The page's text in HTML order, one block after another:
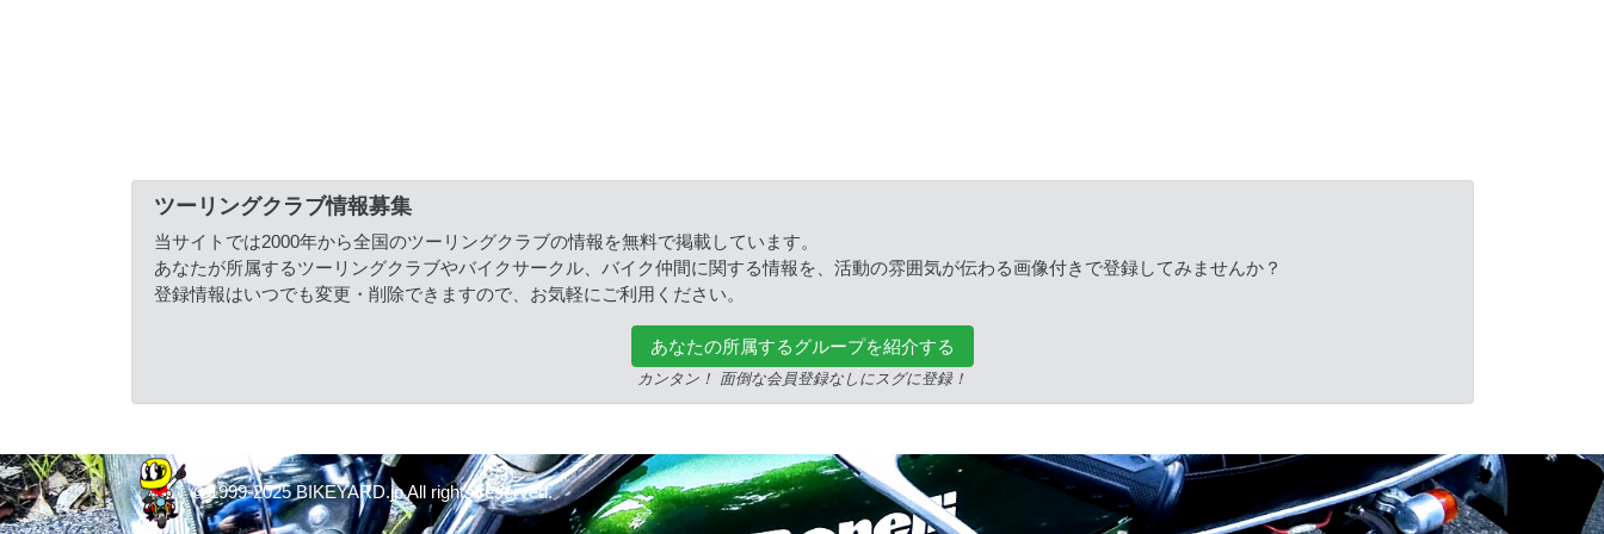
ツーリングクラブ情報募集
当サイトでは2000年から全国のツーリングクラブの情報を無料で掲載しています。
あなたが所属するツーリングクラブやバイクサークル、バイク仲間に関する情報を、活動の雰囲気が伝わる画像付きで登録してみませんか？
登録情報はいつでも変更・削除できますので、お気軽にご利用ください。
あなたの所属するグループを紹介する
カンタン！ 面倒な会員登録なしにスグに登録！
© 1999-2025 BIKEYARD.jp All rights reserved.